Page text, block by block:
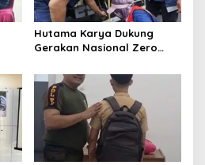
Hutama Karya Dukung
Gerakan Nasional Zero
Selamat Sampai Tujuan
(SETUJU)